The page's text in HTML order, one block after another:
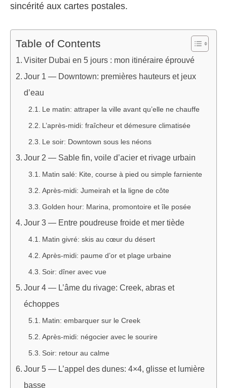
sincérité aux cartes postales.
Table of Contents
Visiter Dubai en 5 jours : mon itinéraire éprouvé
Jour 1 — Downtown: premières hauteurs et jeux
d’eau
Le matin: attraper la ville avant qu’elle ne chauffe
L’après-midi: fraîcheur et démesure climatisée
Le soir: Downtown sous les néons
Jour 2 — Sable fin, voile d’acier et rivage urbain
Matin salé: Kite, course à pied ou simple farniente
Après-midi: Jumeirah et la ligne de côte
Golden hour: Marina, promontoire et île posée
Jour 3 — Entre poudreuse froide et mer tiède
Matin givré: skis au cœur du désert
Après-midi: paume d’or et plage urbaine
Soir: dîner avec vue
Jour 4 — L’âme du rivage: Creek, abras et
échoppes
Matin: embarquer sur le Creek
Après-midi: négocier avec le sourire
Soir: retour au calme
Jour 5 — L’appel des dunes: 4×4, glisse et lumière
basse